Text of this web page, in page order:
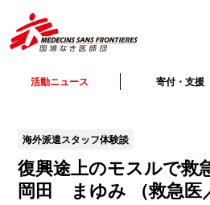
活動ニュース 寄付・支援
海外派遣スタッフ体験談
復興途上のモスルで救
岡田 まゆみ （救急医